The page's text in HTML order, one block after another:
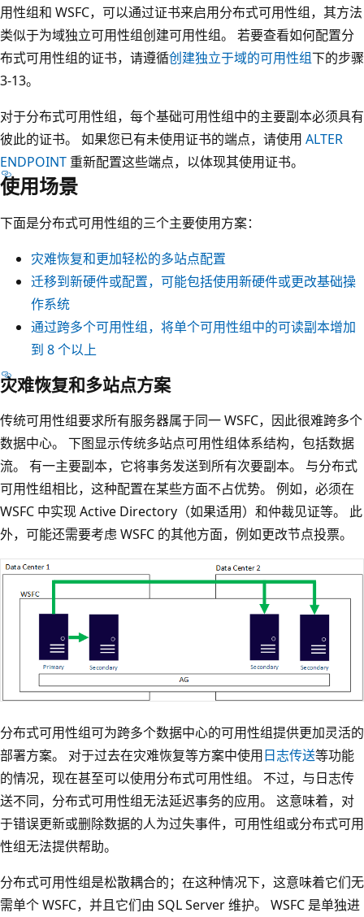
用性组和 WSFC，可以通过证书来启用分布式可用性组，其方法
类似于为域独立可用性组创建可用性组。 若要查看如何配置分
布式可用性组的证书，请遵循创建独立于域的可用性组下的步骤
3-13。
对于分布式可用性组，每个基础可用性组中的主要副本必须具有
彼此的证书。 如果您已有未使用证书的端点，请使用 ALTER
ENDPOINT重新配置这些端点，以体现其使用证书。
使用场景
下面是分布式可用性组的三个主要使用方案：
灾难恢复和更加轻松的多站点配置
迁移到新硬件或配置，可能包括使用新硬件或更改基础操
作系统
通过跨多个可用性组，将单个可用性组中的可读副本增加
到 8 个以上
灾难恢复和多站点方案
传统可用性组要求所有服务器属于同一 WSFC，因此很难跨多个
数据中心。 下图显示传统多站点可用性组体系结构，包括数据
流。 有一主要副本，它将事务发送到所有次要副本。 与分布式
可用性组相比，这种配置在某些方面不占优势。 例如，必须在
WSFC 中实现 Active Directory（如果适用）和仲裁见证等。 此
外，可能还需要考虑 WSFC 的其他方面，例如更改节点投票。
分布式可用性组可为跨多个数据中心的可用性组提供更加灵活的
部署方案。 对于过去在灾难恢复等方案中使用日志传送等功能
的情况，现在甚至可以使用分布式可用性组。 不过，与日志传
送不同，分布式可用性组无法延迟事务的应用。 这意味着，对
于错误更新或删除数据的人为过失事件，可用性组或分布式可用
性组无法提供帮助。
分布式可用性组是松散耦合的；在这种情况下，这意味着它们无
需单个 WSFC，并且它们由 SQL Server 维护。 WSFC 是单独进